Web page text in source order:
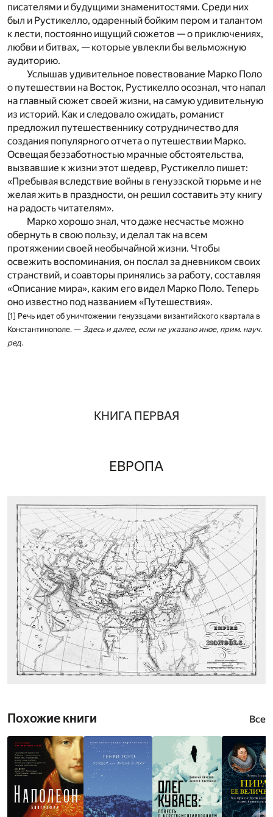
писателями и будущими знаменитостями. Среди них
был и Рустикелло, одаренный бойким пером и талантом
к лести, постоянно ищущий сюжетов — о приключениях,
любви и битвах, — которые увлекли бы вельможную
аудиторию.
Услышав удивительное повествование Марко Поло
о путешествии на Восток, Рустикелло осознал, что напал
на главный сюжет своей жизни, на самую удивительную
из историй. Как и следовало ожидать, романист
предложил путешественнику сотрудничество для
создания популярного отчета о путешествии Марко.
Освещая беззаботностью мрачные обстоятельства,
вызвавшие к жизни этот шедевр, Рустикелло пишет:
«Пребывая вследствие войны в генуэзской тюрьме и не
желая жить в праздности, он решил составить эту книгу
на радость читателям».
Марко хорошо знал, что даже несчастье можно
обернуть в свою пользу, и делал так на всем
протяжении своей необычайной жизни. Чтобы
освежить воспоминания, он послал за дневником своих
странствий, и соавторы принялись за работу, составляя
«Описание мира», каким его видел Марко Поло. Теперь
оно известно под названием «Путешествия».
[1] Речь идет об уничтожении генуэзцами византийского квартала в
Константинополе. — Здесь и далее, если не указано иное, прим. науч.
ред.
КНИГА ПЕРВАЯ
ЕВРОПА
Похожие книги Все